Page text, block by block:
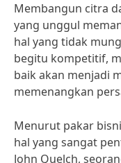
Membangun citra
yang unggul
hal yang tidak
begitu kompetitif,
baik akan menjadi
memenangkan
Menurut pakar
hal yang sangat
John Quelch,